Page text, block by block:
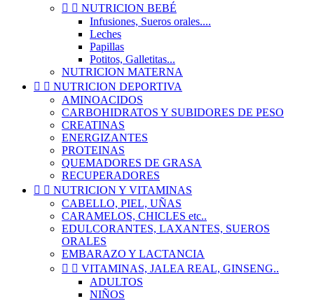
  NUTRICION BEBÉ
Infusiones, Sueros orales....
Leches
Papillas
Potitos, Galletitas...
NUTRICION MATERNA
  NUTRICION DEPORTIVA
AMINOACIDOS
CARBOHIDRATOS Y SUBIDORES DE PESO
CREATINAS
ENERGIZANTES
PROTEINAS
QUEMADORES DE GRASA
RECUPERADORES
  NUTRICION Y VITAMINAS
CABELLO, PIEL, UÑAS
CARAMELOS, CHICLES etc..
EDULCORANTES, LAXANTES, SUEROS
ORALES
EMBARAZO Y LACTANCIA
  VITAMINAS, JALEA REAL, GINSENG..
ADULTOS
NIÑOS